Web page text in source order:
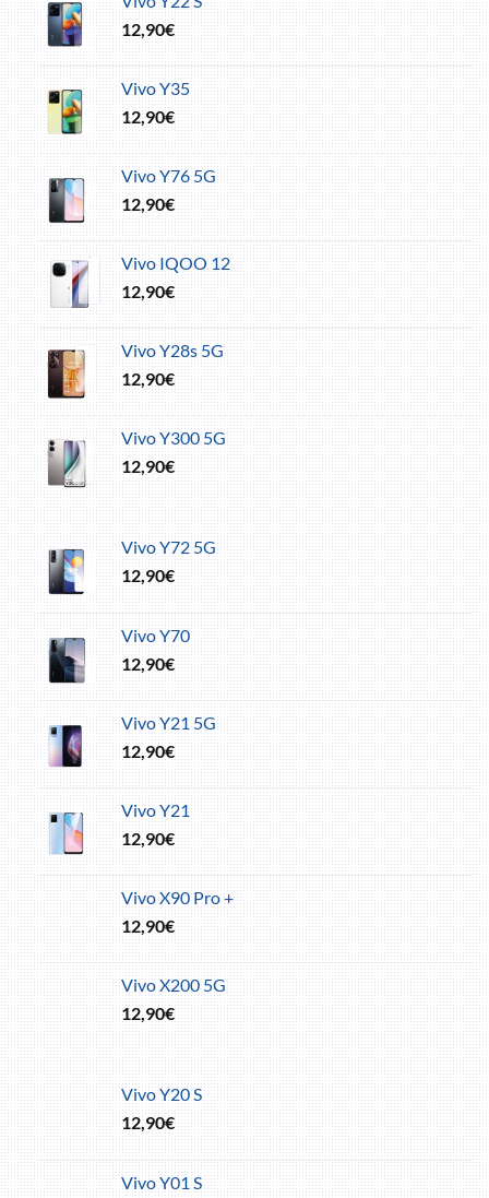
12,90€
Vivo Y35
12,90€
Vivo Y76 5G
12,90€
Vivo IQOO 12
12,90€
Vivo Y28s 5G
12,90€
Vivo Y300 5G
12,90€
Vivo Y72 5G
12,90€
Vivo Y70
12,90€
Vivo Y21 5G
12,90€
Vivo Y21
12,90€
Vivo X90 Pro +
12,90€
Vivo X200 5G
12,90€
Vivo Y20 S
12,90€
Vivo Y01 S